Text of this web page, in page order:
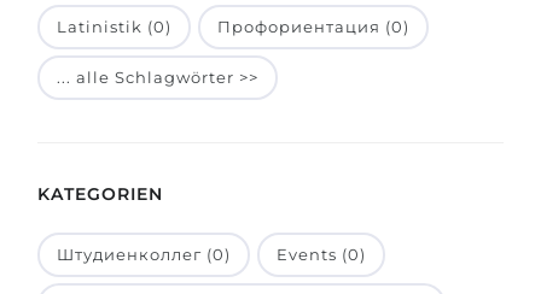
100%
Aserbaidschan
Armenien
Belarus
BERATUNG BUCHEN
Latinistik (0) Профориентация (0)
... alle Schlagwörter >>
KATEGORIEN
Штудиенколлег (0) Events (0)